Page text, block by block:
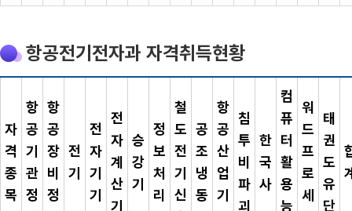
항공전기전자과 자격취득현황
자
격
종
목
항
공
기
관
정
항
공
장
비
정
전
기
전
자
기
기
전
자
계
산
기
승
강
기
정
보
처
리
철
도
전
기
신
공
조
냉
동
항
공
산
업
기
침
투
비
파
괴
한
국
사
컴
퓨
터
활
용
능
워
드
프
로
세
태
권
도
유
단